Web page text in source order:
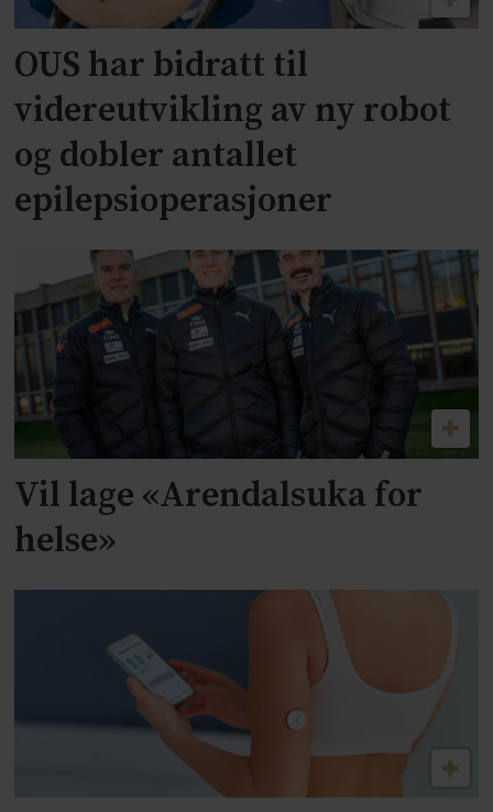
OUS har bidratt til
videreutvikling av ny robot
og dobler antallet
epilepsioperasjoner
Vil lage «Arendalsuka for
helse»